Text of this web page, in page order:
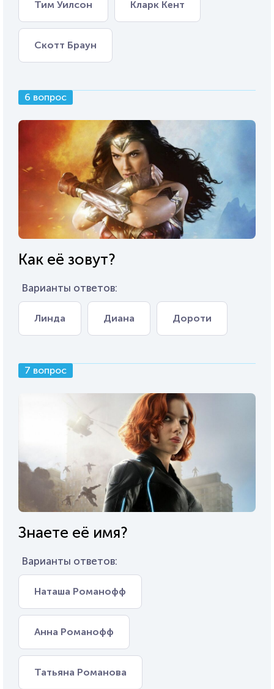
Тим Уилсон Кларк Кент
Скотт Браун
6 вопрос
Как её зовут?
Варианты ответов:
Линда Диана Дороти
7 вопрос
Знаете её имя?
Варианты ответов:
Наташа Романофф
Анна Романофф
Татьяна Романова